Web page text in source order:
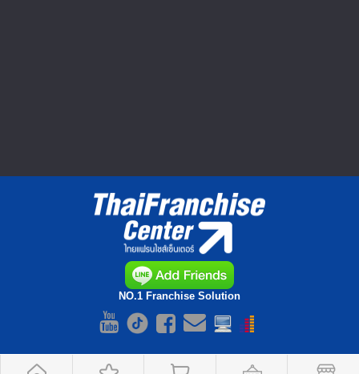
NO.1 Franchise Solution